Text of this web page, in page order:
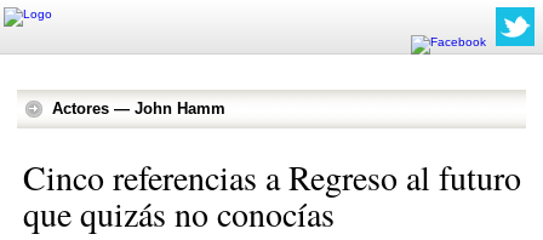
Actores — John Hamm
Cinco referencias a Regreso al futuro
que quizás no conocías